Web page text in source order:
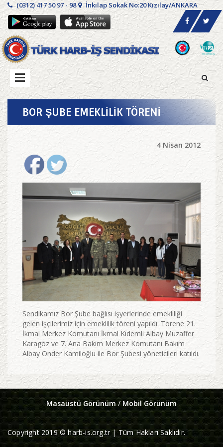
(0312) 417 50 97 - 98 İnkılap Sokak No:20 Kızılay/ANKARA
BOR ŞUBE EMEKLİLİK TÖRENİ
4 Nisan 2012
Sendikamız Bor Şube bağlısı işyerlerinde emekliliği
gelen işçilerimiz için emeklilik töreni yapıldı. Törene 21.
İkmal Merkez Komutanı İkmal Kıdemli Albay Muzaffer
Karagöz ve 7. Ana Bakım Merkez Komutanı Bakım
Albay Önder Kamiloğlu ile Bor Şubesi yöneticileri katıldı.
Masaüstü Görünüm/ Mobil Görünüm
Copyright 2019 © harb-is.org.tr | Tüm Hakları Saklıdır.